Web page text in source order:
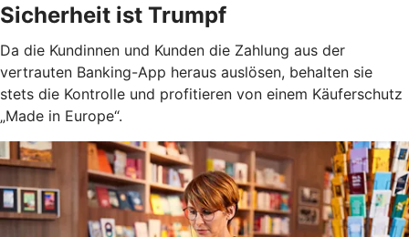
Sicherheit ist Trumpf
Da die Kundinnen und Kunden die Zahlung aus der
vertrauten Banking-App heraus auslösen, behalten sie
stets die Kontrolle und profitieren von einem Käuferschutz
„Made in Europe“.